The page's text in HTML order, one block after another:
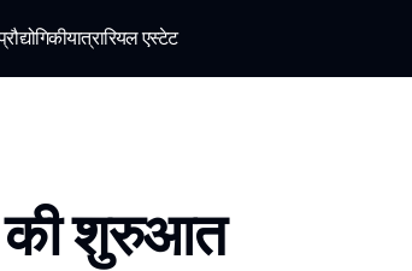
यात्रारियल एस्टेट
की शुरुआत